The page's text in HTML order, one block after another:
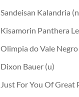
Sandeisan Kalandria
Kisamorin Panthera
Olimpia do Vale Negro
Dixon Bauer (u)
Just For You Of Great